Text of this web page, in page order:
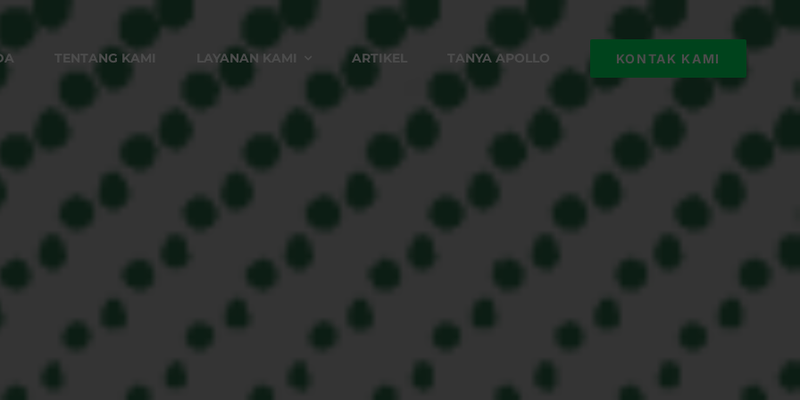
TENTANG KAMI LAYANAN KAMI ARTIKEL TANYA APOLLO KONTAK KAMI